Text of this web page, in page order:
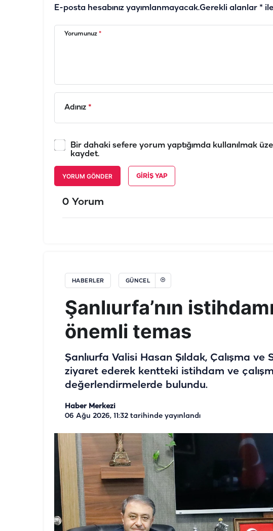
E-posta hesabınız yayımlanmayacak.Gerekli alanlar *
Yorumunuz *
Adınız *
Bir dahaki sefere yorum yaptığımda kullanılmak
kaydet.
YORUM GÖNDER GIRIŞ YAP
0 Yorum
HABERLER GÜNCEL
Şanlıurfa’nın
önemli temas
Şanlıurfa Valisi Hasan Şıldak, Çalışma ve
ziyaret ederek kentteki istihdam ve
değerlendirmelerde bulundu.
Haber Merkezi
06 Ağu 2026, 11:32 tarihinde yayınlandı